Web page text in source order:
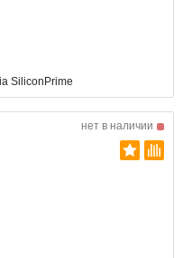
SiliconPrime
нет в наличии